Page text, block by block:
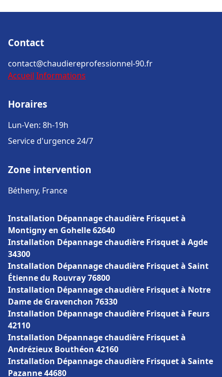
Contact
contact@chaudiereprofessionnel-90.fr
Accueil Informations
Horaires
Lun-Ven: 8h-19h
Service d'urgence 24/7
Zone intervention
Bétheny, France
Installation Dépannage chaudière Frisquet à
Montigny en Gohelle 62640
Installation Dépannage chaudière Frisquet à Agde
34300
Installation Dépannage chaudière Frisquet à Saint
Étienne du Rouvray 76800
Installation Dépannage chaudière Frisquet à Notre
Dame de Gravenchon 76330
Installation Dépannage chaudière Frisquet à Feurs
42110
Installation Dépannage chaudière Frisquet à
Andrézieux Bouthéon 42160
Installation Dépannage chaudière Frisquet à Sainte
Pazanne 44680